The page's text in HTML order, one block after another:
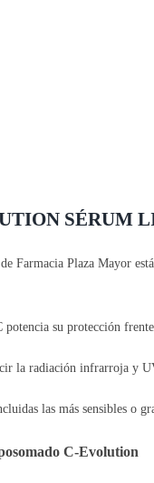
SÉRUM
Farmacia Plaza Mayor
su protección
la radiación infrarroja y
las más sensibles o
C-Evolution